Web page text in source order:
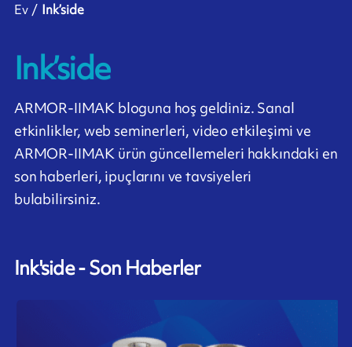
Ev Ink’side
Ink’side
ARMOR-IIMAK bloguna hoş geldiniz. Sanal
etkinlikler, web seminerleri, video etkileşimi ve
ARMOR-IIMAK ürün güncellemeleri hakkındaki en
son haberleri, ipuçlarını ve tavsiyeleri
bulabilirsiniz.
Ink'side - Son Haberler